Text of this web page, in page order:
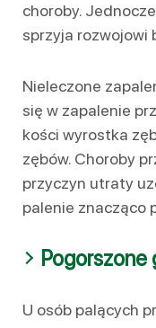
choroby.
sprzyja rozwojowi
Nieleczone
się w zapalenie
kości wyrostka
zębów. Choroby
przyczyn utraty
palenie znacząco
Pogorszone
U osób palących